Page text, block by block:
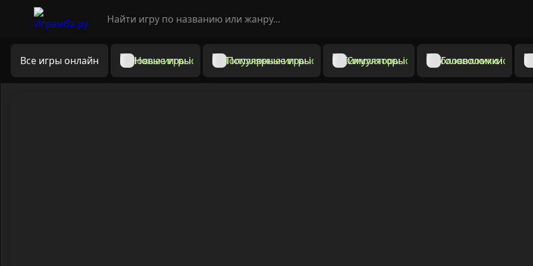
Все игры онлайн Новые игры Популярные игры Симуляторы Головоломки